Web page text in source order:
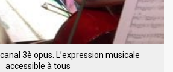
3è opus. L’expression musicale
accessible à tous